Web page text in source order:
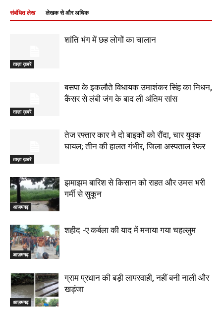
संबंधित लेख लेखक से और अधिक
ताज़ा ख़बरें
शांति भंग में छह लोगों का चालान
ताज़ा ख़बरें
बसपा के इकलौते विधायक उमाशंकर सिंह का निधन,
कैंसर से लंबी जंग के बाद ली अंतिम सांस
ताज़ा ख़बरें
तेज रफ्तार कार ने दो बाइकों को रौंदा, चार युवक
घायल; तीन की हालत गंभीर, जिला अस्पताल रेफर
आज़मगढ़
झमाझम बारिश से किसान को राहत और उमस भरी
गर्मी से सुकून
आज़मगढ़
शहीद -ए कर्बला की याद में मनाया गया चहल्लुम
आज़मगढ़
ग्राम प्रधान की बड़ी लापरवाही, नहीं बनी नाली और
खड़ंजा